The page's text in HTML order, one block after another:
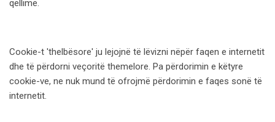
qëllime.
Cookie-t 'thelbësore' ju lejojnë të lëvizni nëpër faqen e internetit
dhe të përdorni veçoritë themelore. Pa përdorimin e këtyre
cookie-ve, ne nuk mund të ofrojmë përdorimin e faqes sonë të
internetit.